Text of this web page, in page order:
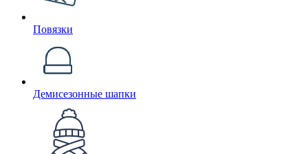
Повязки
Демисезонные шапки